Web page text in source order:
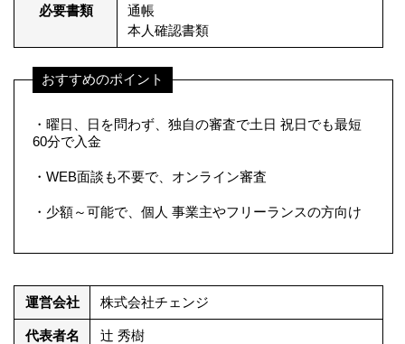
必要書類
通帳
本人確認書類
おすすめのポイント
・曜日、日を問わず、独自の審査で土日 祝日でも最短
60分で入金
・WEB面談も不要で、オンライン審査
・少額～可能で、個人 事業主やフリーランスの方向け
運営会社 株式会社チェンジ
代表者名 辻 秀樹